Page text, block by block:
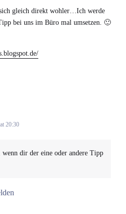
gleich direkt wohler…Ich werde
bei uns im Büro mal umsetzen. 🙂
20:30
dir der eine oder andere Tipp